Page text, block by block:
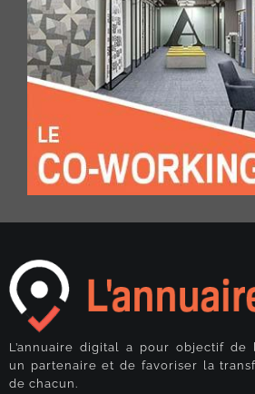
L’annuaire digital a pour objectif de
un partenaire et de favoriser la
de chacun.